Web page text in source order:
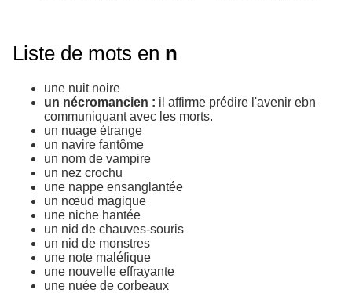
Liste de mots en n
une nuit noire
un nécromancien : il affirme prédire l'avenir ebn
communiquant avec les morts.
un nuage étrange
un navire fantôme
un nom de vampire
un nez crochu
une nappe ensanglantée
un nœud magique
une niche hantée
un nid de chauves-souris
un nid de monstres
une note maléfique
une nouvelle effrayante
une nuée de corbeaux